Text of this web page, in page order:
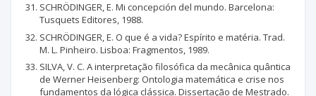
SCHRÖDINGER, E. Mi concepción del mundo. Barcelona:
Tusquets Editores, 1988.
SCHRÖDINGER, E. O que é a vida? Espírito e matéria. Trad.
M. L. Pinheiro. Lisboa: Fragmentos, 1989.
SILVA, V. C. A interpretação filosófica da mecânica quântica
de Werner Heisenberg: Ontologia matemática e crise nos
fundamentos da lógica clássica. Dissertação de Mestrado.